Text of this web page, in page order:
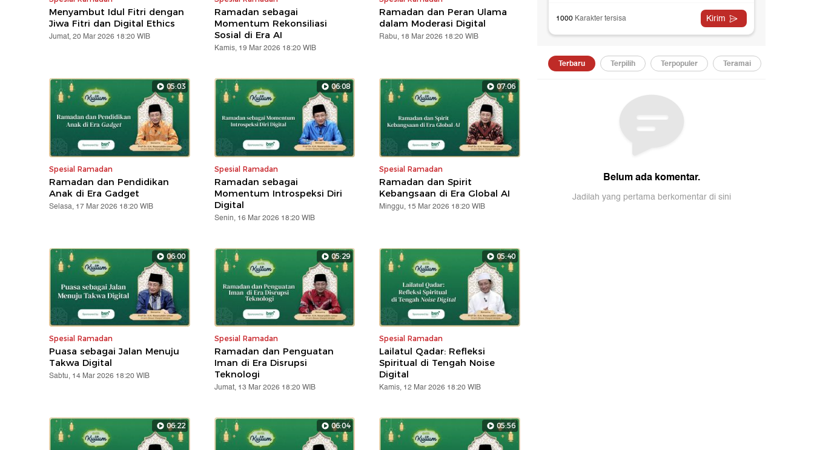
Menyambut Idul Fitri dengan
Jiwa Fitri dan Digital Ethics
Jumat, 20 Mar 2026 18:20 WIB
Ramadan sebagai
Momentum Rekonsiliasi
Sosial di Era AI
Kamis, 19 Mar 2026 18:20 WIB
Ramadan dan Peran Ulama
dalam Moderasi Digital
Rabu, 18 Mar 2026 18:20 WIB
05:03
Spesial Ramadan
Ramadan dan Pendidikan
Anak di Era Gadget
Selasa, 17 Mar 2026 18:20 WIB
06:08
Spesial Ramadan
Ramadan sebagai
Momentum Introspeksi Diri
Digital
Senin, 16 Mar 2026 18:20 WIB
07:06
Spesial Ramadan
Ramadan dan Spirit
Kebangsaan di Era Global AI
Minggu, 15 Mar 2026 18:20 WIB
06:00
Spesial Ramadan
Puasa sebagai Jalan Menuju
Takwa Digital
Sabtu, 14 Mar 2026 18:20 WIB
05:29
Spesial Ramadan
Ramadan dan Penguatan
Iman di Era Disrupsi
Teknologi
Jumat, 13 Mar 2026 18:20 WIB
05:40
Spesial Ramadan
Lailatul Qadar: Refleksi
Spiritual di Tengah Noise
Digital
Kamis, 12 Mar 2026 18:20 WIB
06:22 06:04 05:56